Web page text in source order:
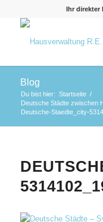
Ihr direkter
Blog
Du bist hier: Startseite /
Deutsche Städte zwischen
Deutsche-Staedte_city-